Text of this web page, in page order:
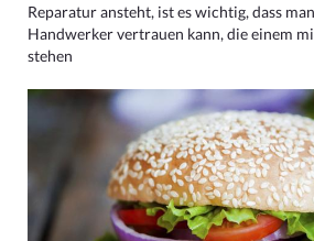
Reparatur ansteht, ist es wichtig, dass
Handwerker vertrauen kann, die einem
stehen